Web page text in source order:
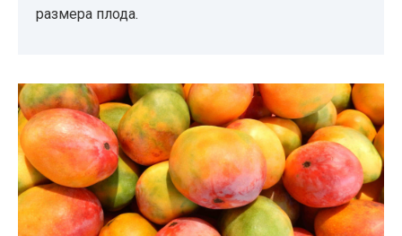
размера плода.